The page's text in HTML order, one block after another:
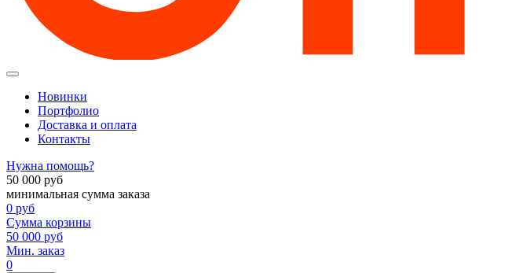
Новинки
Портфолио
Доставка и оплата
Контакты
Нужна помощь?
50 000 руб
минимальная сумма заказа
0 руб
Сумма корзины
50 000 руб
Мин. заказ
0